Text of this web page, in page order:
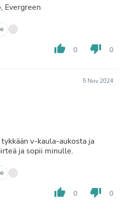
Evergreen
thumb_up 0 thumb_down 0
5 Nov 2024
v-kaula-aukosta ja
värikin pirteä ja sopii minulle.
thumb_up 0 thumb_down 0